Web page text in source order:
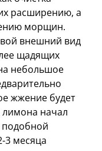
расширению, а
морщин.
внешний вид
щадящих
небольшое
жжение будет
лимона начал
подобной
3 месяца